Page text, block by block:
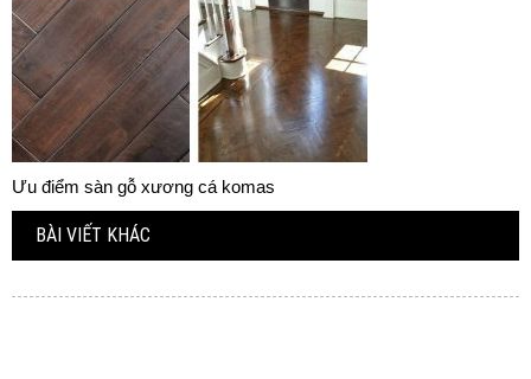
Ưu điểm sàn gỗ xương cá komas
BÀI VIẾT KHÁC